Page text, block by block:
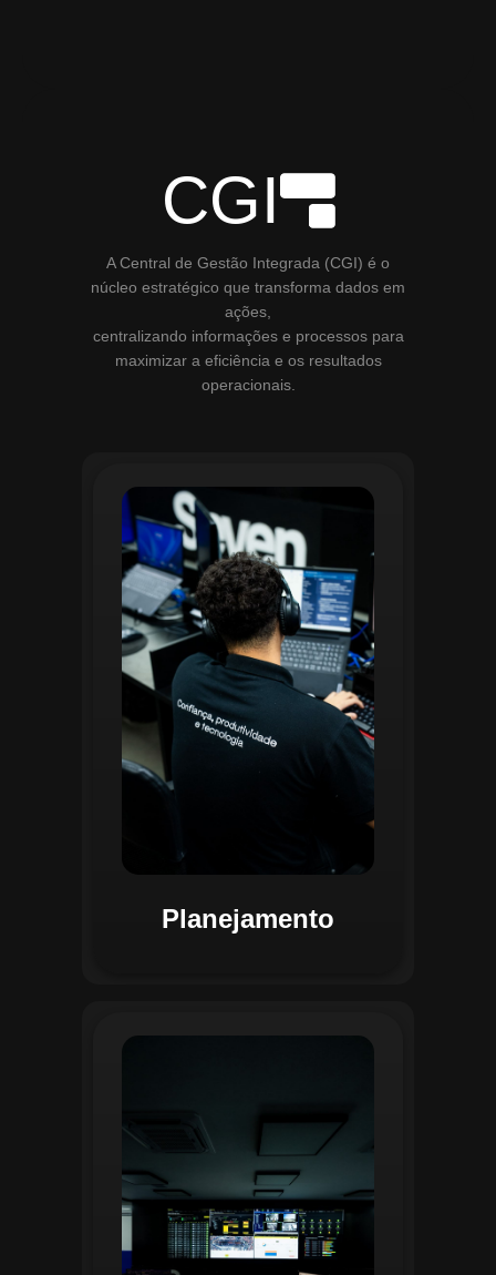
CGI
A Central de Gestão Integrada (CGI) é o
núcleo estratégico que transforma dados em
ações,
centralizando informações e processos para
maximizar a eficiência e os resultados
operacionais.
Planejamento
O planejamento dentro do CGI é
realizado por uma equipe
especializada que utiliza
ferramentas avançadas para
estruturar ordens de serviço, fluxos
de trabalho e parametrizações
operacionais. Essa etapa envolve a
análise detalhada de criticidade por
atividade, permitindo alocar
recursos de forma eficiente e
garantir que todas as ações estejam
alinhadas aos objetivos
estratégicos.
planejadas. Utilizando um videowall
central e sistemas de convergência
informações operacionais,
identificando gargalos, não
conformidades e oportunidades de
melhoria.